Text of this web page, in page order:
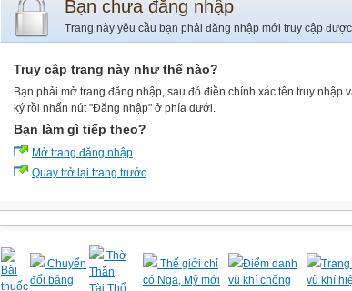
Bạn chưa đăng nhập
Trang này yêu cầu bạn phải đăng nhập mới truy cập
Truy cập trang này như thế nào?
Bạn phải mở trang đăng nhập, sau đó điền chính xác tên truy nhập
ký rồi nhấn nút "Đăng nhập" ở phía dưới.
Bạn làm gì tiếp theo?
Mở trang đăng nhập
Quay trở lại trang trước
Bài
thuốc
Chuyển
đổi bảng
Thờ
Thần
Tài,Thổ
Thế giới chỉ
có Nga, Mỹ mới
Điểm danh
vũ khí chống
Trang
vũ khí